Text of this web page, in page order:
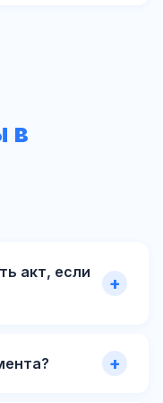
в
акт, если